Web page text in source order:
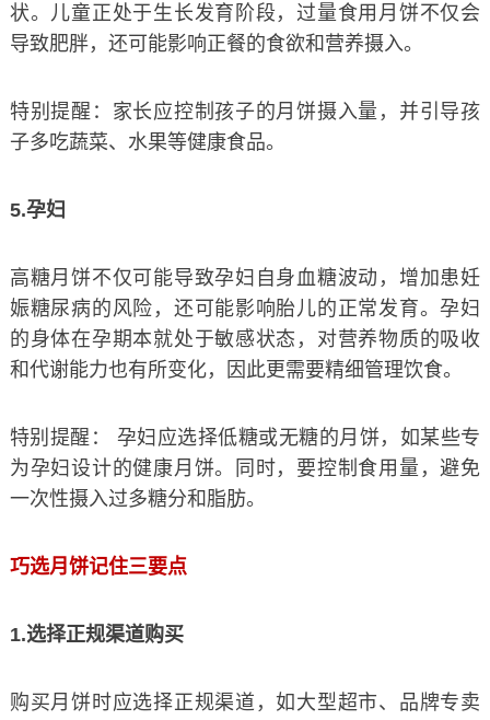
状。儿童正处于生长发育阶段，过量食用月饼不仅会
导致肥胖，还可能影响正餐的食欲和营养摄入。
特别提醒：家长应控制孩子的月饼摄入量，并引导孩
子多吃蔬菜、水果等健康食品。
5.孕妇
高糖月饼不仅可能导致孕妇自身血糖波动，增加患妊
娠糖尿病的风险，还可能影响胎儿的正常发育。孕妇
的身体在孕期本就处于敏感状态，对营养物质的吸收
和代谢能力也有所变化，因此更需要精细管理饮食。
特别提醒： 孕妇应选择低糖或无糖的月饼，如某些专
为孕妇设计的健康月饼。同时，要控制食用量，避免
一次性摄入过多糖分和脂肪。
巧选月饼记住三要点
1.选择正规渠道购买
购买月饼时应选择正规渠道，如大型超市、品牌专卖